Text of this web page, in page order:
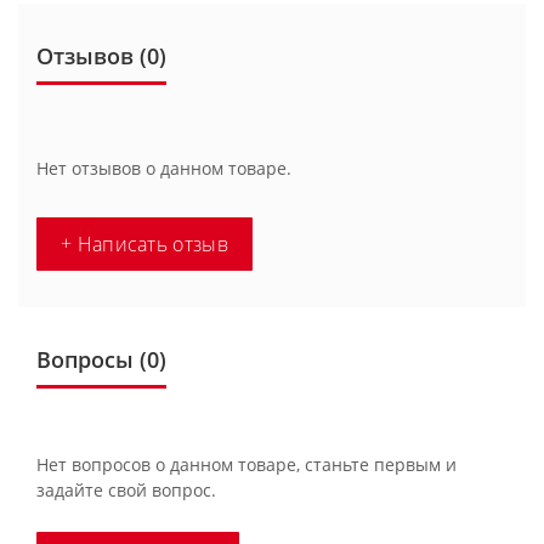
Отзывов (0)
Нет отзывов о данном товаре.
+ Написать отзыв
Вопросы (0)
Нет вопросов о данном товаре, станьте первым и
задайте свой вопрос.